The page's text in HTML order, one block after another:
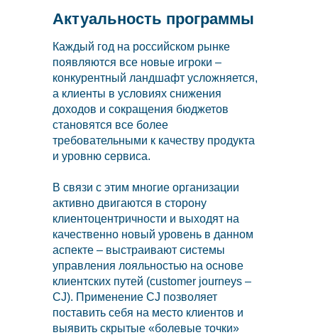
Актуальность программы
Каждый год на российском рынке
появляются все новые игроки –
конкурентный ландшафт усложняется,
а клиенты в условиях снижения
доходов и сокращения бюджетов
становятся все более
требовательными к качеству продукта
и уровню сервиса.
В связи с этим многие организации
активно двигаются в сторону
клиентоцентричности и выходят на
качественно новый уровень в данном
аспекте – выстраивают системы
управления лояльностью на основе
клиентских путей (customer journeys –
CJ). Применение CJ позволяет
поставить себя на место клиентов и
выявить скрытые «болевые точки»